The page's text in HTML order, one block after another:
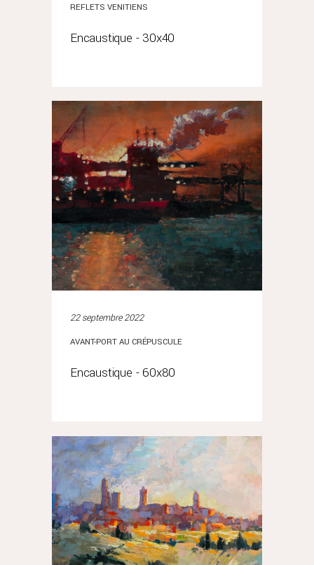
REFLETS VENITIENS
Encaustique - 30x40
22 septembre 2022
AVANT-PORT AU CRÉPUSCULE
Encaustique - 60x80